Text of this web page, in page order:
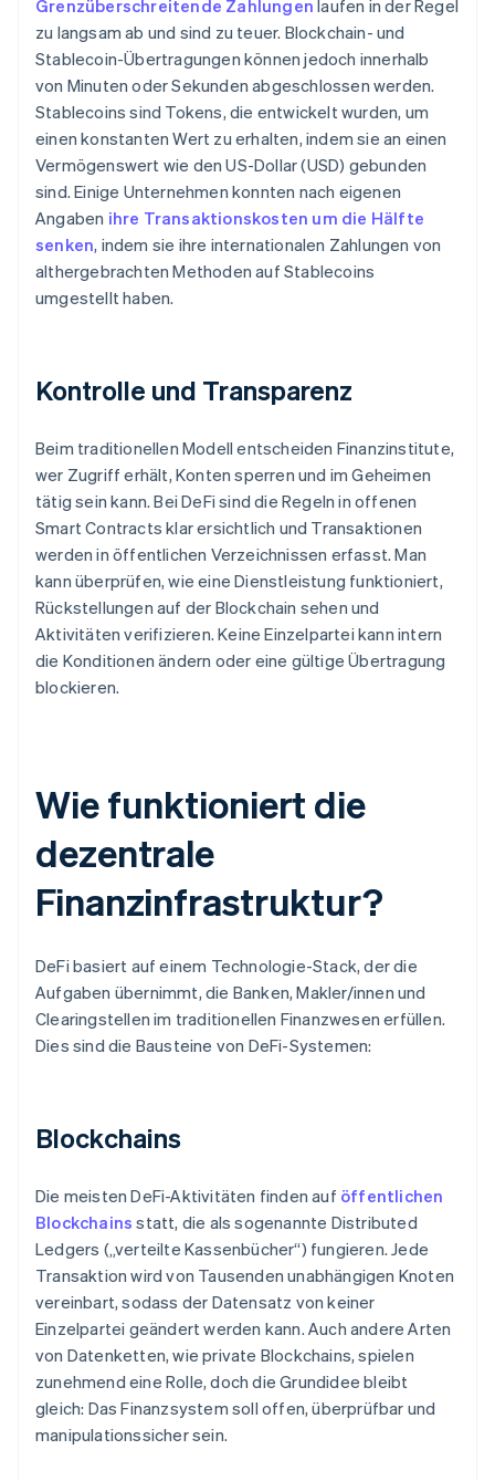
Grenzüberschreitende Zahlungen laufen in der Regel
zu langsam ab und sind zu teuer. Blockchain- und
Stablecoin-Übertragungen können jedoch innerhalb
von Minuten oder Sekunden abgeschlossen werden.
Stablecoins sind Tokens, die entwickelt wurden, um
einen konstanten Wert zu erhalten, indem sie an einen
Vermögenswert wie den US-Dollar (USD) gebunden
sind. Einige Unternehmen konnten nach eigenen
Angaben ihre Transaktionskosten um die Hälfte
senken, indem sie ihre internationalen Zahlungen von
althergebrachten Methoden auf Stablecoins
umgestellt haben.
Kontrolle und Transparenz
Beim traditionellen Modell entscheiden Finanzinstitute,
wer Zugriff erhält, Konten sperren und im Geheimen
tätig sein kann. Bei DeFi sind die Regeln in offenen
Smart Contracts klar ersichtlich und Transaktionen
werden in öffentlichen Verzeichnissen erfasst. Man
kann überprüfen, wie eine Dienstleistung funktioniert,
Rückstellungen auf der Blockchain sehen und
Aktivitäten verifizieren. Keine Einzelpartei kann intern
die Konditionen ändern oder eine gültige Übertragung
blockieren.
Wie funktioniert die
dezentrale
Finanzinfrastruktur?
DeFi basiert auf einem Technologie-Stack, der die
Aufgaben übernimmt, die Banken, Makler/innen und
Clearingstellen im traditionellen Finanzwesen erfüllen.
Dies sind die Bausteine von DeFi-Systemen:
Blockchains
Die meisten DeFi-Aktivitäten finden auf öffentlichen
Blockchains statt, die als sogenannte Distributed
Ledgers („verteilte Kassenbücher“) fungieren. Jede
Transaktion wird von Tausenden unabhängigen Knoten
vereinbart, sodass der Datensatz von keiner
Einzelpartei geändert werden kann. Auch andere Arten
von Datenketten, wie private Blockchains, spielen
zunehmend eine Rolle, doch die Grundidee bleibt
gleich: Das Finanzsystem soll offen, überprüfbar und
manipulationssicher sein.